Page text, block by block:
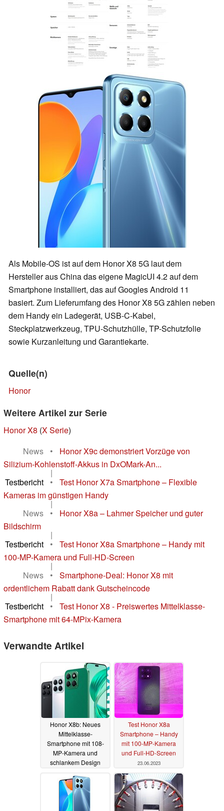
Als Mobile-OS ist auf dem Honor X8 5G laut dem
Hersteller aus China das eigene MagicUI 4.2 auf dem
Smartphone installiert, das auf Googles Android 11
basiert. Zum Lieferumfang des Honor X8 5G zählen neben
dem Handy ein Ladegerät, USB-C-Kabel,
Steckplatzwerkzeug, TPU-Schutzhülle, TP-Schutzfolie
sowie Kurzanleitung und Garantiekarte.
Quelle(n)
Honor
Weitere Artikel zur Serie
Honor X8 (X Serie)
News
•
Honor X9c demonstriert Vorzüge von
Silizium-Kohlenstoff-Akkus in DxOMark-An...
|
Testbericht
•
Test Honor X7a Smartphone – Flexible
Kameras im günstigen Handy
|
News
•
Honor X8a – Lahmer Speicher und guter
Bildschirm
|
Testbericht
•
Test Honor X8a Smartphone – Handy mit
100-MP-Kamera und Full-HD-Screen
|
News
•
Smartphone-Deal: Honor X8 mit
ordentlichem Rabatt dank Gutscheincode
|
Testbericht
•
Test Honor X8 - Preiswertes Mittelklasse-
Smartphone mit 64-MPix-Kamera
Verwandte Artikel
Honor X8b: Neues
Mittelklasse-
Smartphone mit 108-
MP-Kamera und
schlankem Design
Test Honor X8a
Smartphone – Handy
mit 100-MP-Kamera
und Full-HD-Screen
23.06.2023